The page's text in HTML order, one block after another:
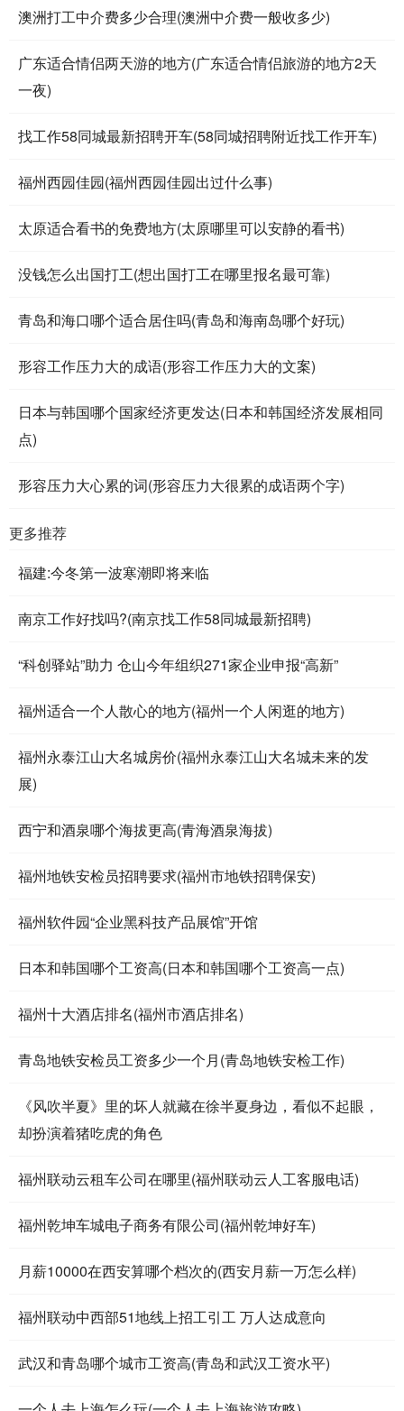
澳洲打工中介费多少合理(澳洲中介费一般收多少)
广东适合情侣两天游的地方(广东适合情侣旅游的地方2天
一夜)
找工作58同城最新招聘开车(58同城招聘附近找工作开车)
福州西园佳园(福州西园佳园出过什么事)
太原适合看书的免费地方(太原哪里可以安静的看书)
没钱怎么出国打工(想出国打工在哪里报名最可靠)
青岛和海口哪个适合居住吗(青岛和海南岛哪个好玩)
形容工作压力大的成语(形容工作压力大的文案)
日本与韩国哪个国家经济更发达(日本和韩国经济发展相同
点)
形容压力大心累的词(形容压力大很累的成语两个字)
更多推荐
福建:今冬第一波寒潮即将来临
南京工作好找吗?(南京找工作58同城最新招聘)
“科创驿站”助力 仓山今年组织271家企业申报“高新”
福州适合一个人散心的地方(福州一个人闲逛的地方)
福州永泰江山大名城房价(福州永泰江山大名城未来的发
展)
西宁和酒泉哪个海拔更高(青海酒泉海拔)
福州地铁安检员招聘要求(福州市地铁招聘保安)
福州软件园“企业黑科技产品展馆”开馆
日本和韩国哪个工资高(日本和韩国哪个工资高一点)
福州十大酒店排名(福州市酒店排名)
青岛地铁安检员工资多少一个月(青岛地铁安检工作)
《风吹半夏》里的坏人就藏在徐半夏身边，看似不起眼，
却扮演着猪吃虎的角色
福州联动云租车公司在哪里(福州联动云人工客服电话)
福州乾坤车城电子商务有限公司(福州乾坤好车)
月薪10000在西安算哪个档次的(西安月薪一万怎么样)
福州联动中西部51地线上招工引工 万人达成意向
武汉和青岛哪个城市工资高(青岛和武汉工资水平)